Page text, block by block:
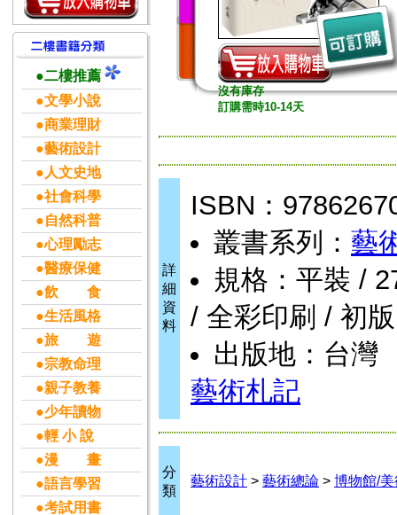
●二樓推薦
●文學小說
●商業理財
●藝術設計
●人文史地
●社會科學
●自然科普
●心理勵志
●醫療保健
●飲 食
●生活風格
●旅 遊
●宗教命理
●親子教養
●少年讀物
●輕 小 說
●漫 畫
●語言學習
●考試用書
沒有庫存
訂購需時10-14天
詳
細
資
料
ISBN：
叢書系列： 藝
規格：平裝 /
/ 全彩印刷 / 初版
出版地：台灣
藝術札記
分
類
藝術設計 > 藝術總論 > 博物館/